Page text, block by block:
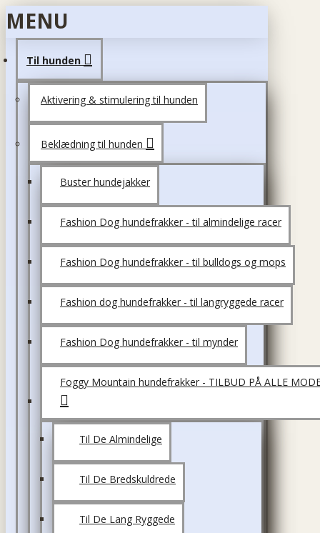
MENU
Til hunden
Aktivering & stimulering til hunden
Beklædning til hunden
Buster hundejakker
Fashion Dog hundefrakker - til almindelige racer
Fashion Dog hundefrakker - til bulldogs og mops
Fashion dog hundefrakker - til langryggede racer
Fashion Dog hundefrakker - til mynder
Foggy Mountain hundefrakker - TILBUD PÅ ALLE
Til De Almindelige
Til De Bredskuldrede
Til De Lang Ryggede